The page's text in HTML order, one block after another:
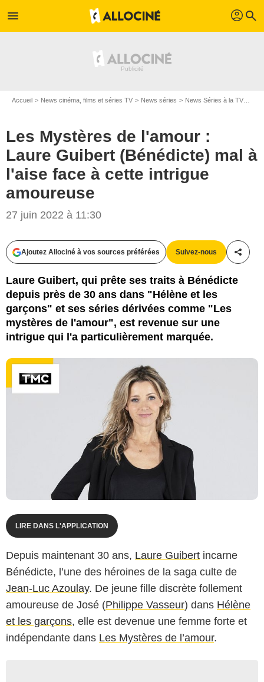
menu profil search
Accueil News cinéma, films et séries TV News séries News Séries à la TV
Les Mystères de l'amour :
Laure Guibert (Bénédicte) mal à
l'aise face à cette intrigue
amoureuse
27 juin 2022 à 11:30
Ajoutez Allociné à vos sources préférées Suivez-nous
Laure Guibert, qui prête ses traits à Bénédicte
depuis près de 30 ans dans "Hélène et les
garçons" et ses séries dérivées comme "Les
mystères de l'amour", est revenue sur une
intrigue qui l'a particulièrement marquée.
LIRE DANS L'APPLICATION
Depuis maintenant 30 ans, Laure Guibert incarne
Bénédicte, l’une des héroines de la saga culte de
Jean-Luc Azoulay. De jeune fille discrète follement
amoureuse de José (Philippe Vasseur) dans Hélène
et les garçons, elle est devenue une femme forte et
indépendante dans Les Mystères de l’amour.